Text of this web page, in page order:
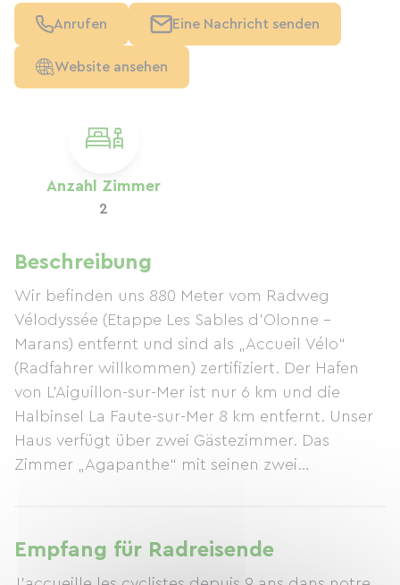
Anzahl Zimmer
2
Beschreibung
Wir befinden uns 880 Meter vom Radweg
Vélodyssée (Etappe Les Sables d'Olonne –
Marans) entfernt und sind als „Accueil Vélo“
(Radfahrer willkommen) zertifiziert. Der Hafen
von L'Aiguillon-sur-Mer ist nur 6 km und die
Halbinsel La Faute-sur-Mer 8 km entfernt. Unser
Haus verfügt über zwei Gästezimmer. Das
Zimmer „Agapanthe“ mit seinen zwei
Schlafzimmer mit zwei Einzelbetten) befindet
sich im Erdgeschoss und bietet ein Duschbad,
Empfang für Radreisende
Anrufen Eine Nachricht senden
Website ansehen